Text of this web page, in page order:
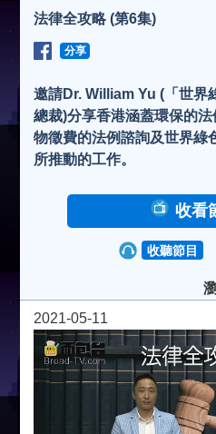
法律全攻略 (第6集)
分享
邀請Dr. William Yu (「世界
總裁)分享香港涵蓋環保的
物徵費的法例諮詢及世界綠
所推動的工作。
收看
收聽節目
2021-05-11